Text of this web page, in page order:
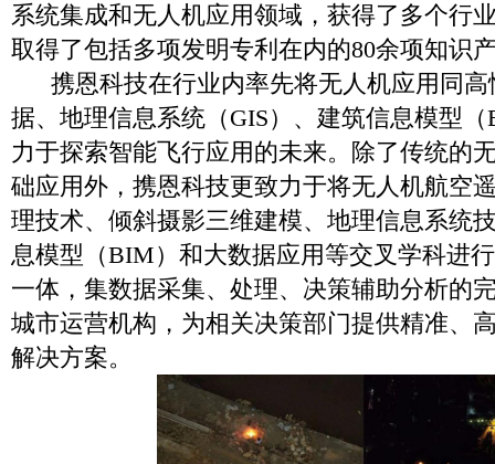
系统集成和无人机应用领域，获得了多个行
取得了包括多项发明专利在内的80余项知识
携恩科技在行业内率先将无人机应用同高
据、地理信息系统（GIS）、建筑信息模型
力于探索智能飞行应用的未来。除了传统的
础应用外，携恩科技更致力于将无人机航空
理技术、倾斜摄影三维建模、地理信息系统
息模型（BIM）和大数据应用等交叉学科进
一体，集数据采集、处理、决策辅助分析的
城市运营机构，为相关决策部门提供精准、
解决方案。